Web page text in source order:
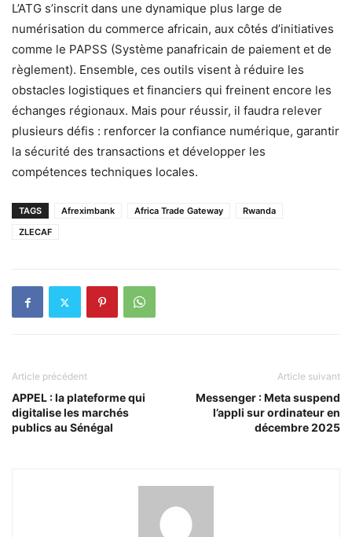
L’ATG s’inscrit dans une dynamique plus large de
numérisation du commerce africain, aux côtés d’initiatives
comme le PAPSS (Système panafricain de paiement et de
règlement). Ensemble, ces outils visent à réduire les
obstacles logistiques et financiers qui freinent encore les
échanges régionaux. Mais pour réussir, il faudra relever
plusieurs défis : renforcer la confiance numérique, garantir
la sécurité des transactions et développer les
compétences techniques locales.
TAGS Afreximbank Africa Trade Gateway
Rwanda
ZLECAF
Article précédent
APPEL : la plateforme qui
digitalise les marchés
publics au Sénégal
Article suivant
Messenger : Meta suspend
l’appli sur ordinateur en
décembre 2025